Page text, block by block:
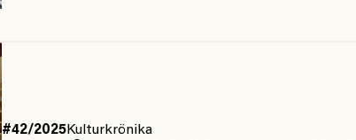
#42/2025Kulturkrönika